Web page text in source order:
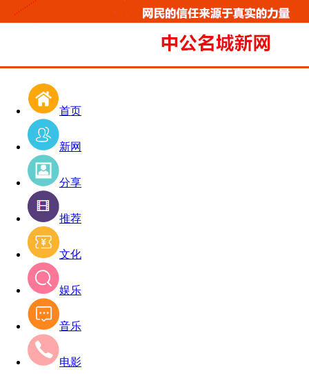
首页
新网
分享
推荐
文化
娱乐
音乐
电影